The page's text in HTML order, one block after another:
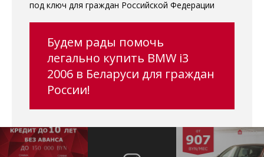
под ключ для граждан Российской Федерации
Будем рады помочь
легально купить BMW i3
2006 в Беларуси для граждан
России!